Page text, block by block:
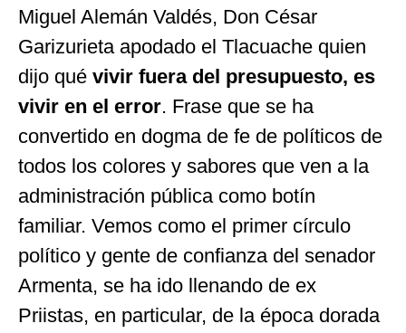
Miguel Alemán Valdés, Don César
Garizurieta apodado el Tlacuache quien
dijo qué vivir fuera del presupuesto, es
vivir en el error. Frase que se ha
convertido en dogma de fe de políticos de
todos los colores y sabores que ven a la
administración pública como botín
familiar. Vemos como el primer círculo
político y gente de confianza del senador
Armenta, se ha ido llenando de ex
Priistas, en particular, de la época dorada